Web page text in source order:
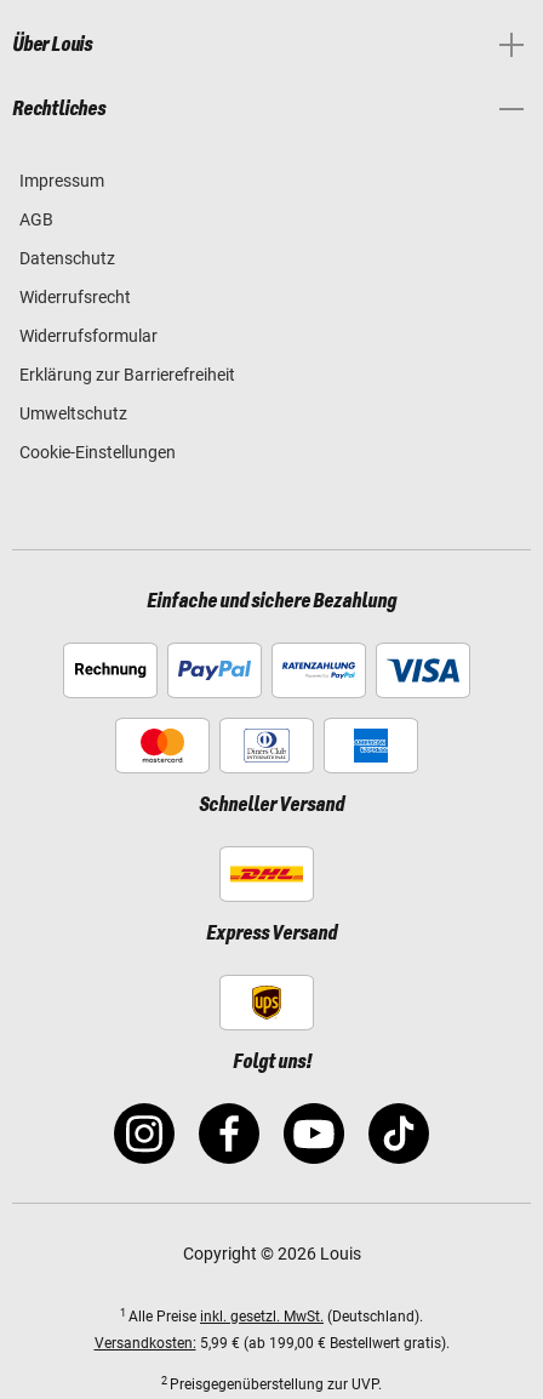
Über Louis
Rechtliches
Impressum
AGB
Datenschutz
Widerrufsrecht
Widerrufsformular
Erklärung zur Barrierefreiheit
Umweltschutz
Cookie-Einstellungen
Einfache und sichere Bezahlung
Schneller Versand
Express Versand
Folgt uns!
Copyright © 2026 Louis
1 Alle Preise inkl. gesetzl. MwSt. (Deutschland).
Versandkosten: 5,99 € (ab 199,00 € Bestellwert gratis).
2 Preisgegenüberstellung zur UVP.